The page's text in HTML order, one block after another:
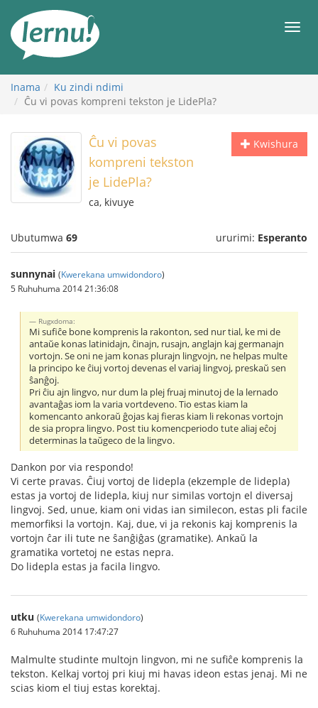
rupapuro
rw'ibirimwo
Inama
Ku zindi ndimi
Ĉu vi povas kompreni tekston je LidePla?
Kwishura
Ĉu vi povas
kompreni tekston
je LidePla?
ca, kivuye
Ubutumwa 69 ururimi: Esperanto
sunnynai (Kwerekana umwidondoro)
5 Ruhuhuma 2014 21:36:08
Rugxdoma:
Mi sufiĉe bone komprenis la rakonton, sed nur tial, ke mi de
antaŭe konas latinidajn, ĉinajn, rusajn, anglajn kaj germanajn
vortojn. Se oni ne jam konas plurajn lingvojn, ne helpas multe
la principo ke ĉiuj vortoj devenas el variaj lingvoj, preskaŭ sen
ŝanĝoj.
Pri ĉiu ajn lingvo, nur dum la plej fruaj minutoj de la lernado
avantaĝas iom la varia vortdeveno. Tio estas kiam la
komencanto ankoraŭ ĝojas kaj fieras kiam li rekonas vortojn
de sia propra lingvo. Post tiu komencperiodo tute aliaj eĉoj
determinas la taŭgeco de la lingvo.
Dankon por via respondo!
Vi certe pravas. Ĉiuj vortoj de lidepla (ekzemple de lidepla)
estas ja vortoj de lidepla, kiuj nur similas vortojn el diversaj
lingvoj. Sed, unue, kiam oni vidas ian similecon, estas pli facile
memorfiksi la vortojn. Kaj, due, vi ja rekonis kaj komprenis la
vortojn ĉar ili tute ne ŝanĝiĝas (gramatike). Ankaŭ la
gramatika vortetoj ne estas nepra.
Do lidepla estas ja facila lingvo.
utku (Kwerekana umwidondoro)
6 Ruhuhuma 2014 17:47:27
Malmulte studinte multojn lingvon, mi ne sufiĉe komprenis la
tekston. Kelkaj vortoj pri kiuj mi havas ideon estas jenaj. Mi ne
scias kiom el tiuj estas korektaj.